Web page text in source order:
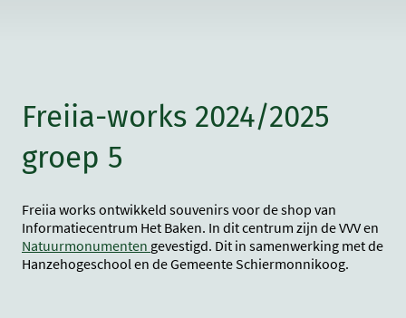
Freiia-works 2024/2025
groep 5
Freiia works ontwikkeld souvenirs voor de shop van
Informatiecentrum Het Baken. In dit centrum zijn de VVV en
Natuurmonumenten gevestigd. Dit in samenwerking met de
Hanzehogeschool en de Gemeente Schiermonnikoog.